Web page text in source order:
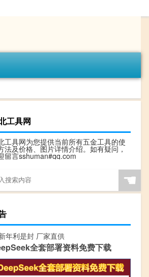
工具网
工具网为您提供当前所有五金工具的使
法及价格、图片详情介绍。如有疑问，
留言sshuman#qq.com
☚
全套部署资料免费下载